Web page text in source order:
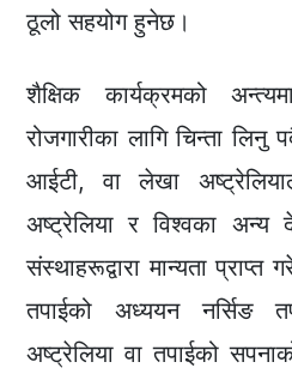
ठूलो सहयोग हुनेछ।
शैक्षिक कार्यक्रमको
रोजगारीका लागि चिन्ता लिनु
आईटी, वा लेखा
अष्ट्रेलिया र विश्वका अन्य
संस्थाहरूद्वारा मान्यता प्राप्त
तपाईको अध्ययन नर्सिङ
अष्ट्रेलिया वा तपाईको